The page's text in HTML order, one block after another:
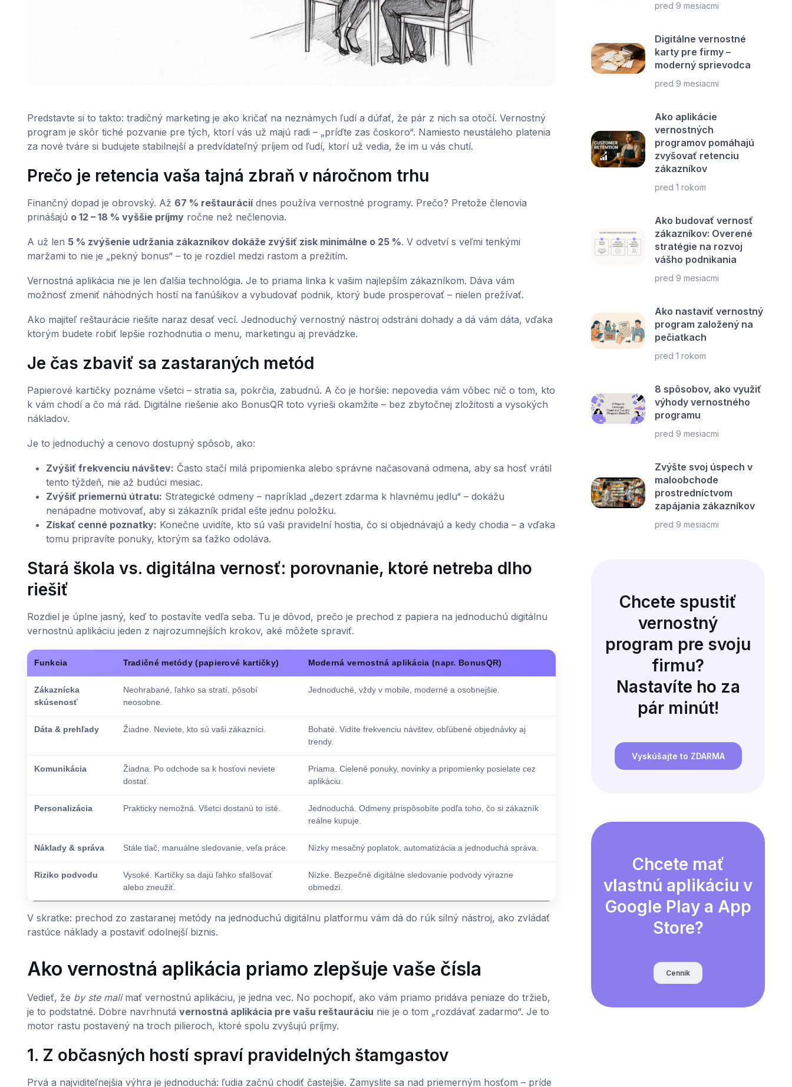
Predstavte si to takto: tradičný marketing je ako kričať na neznámych ľudí a dúfať, že pár z nich sa otočí. Vernostný
program je skôr tiché pozvanie pre tých, ktorí vás už majú radi – „príďte zas čoskoro“. Namiesto neustáleho platenia
za nové tváre si budujete stabilnejší a predvídateľný príjem od ľudí, ktorí už vedia, že im u vás chutí.
Prečo je retencia vaša tajná zbraň v náročnom trhu
Finančný dopad je obrovský. Až 67 % reštauráciídnes používa vernostné programy. Prečo? Pretože členovia
prinášajú o 12 – 18 % vyššie príjmyročne než nečlenovia.
A už len 5 % zvýšenie udržania zákazníkov dokáže zvýšiť zisk minimálne o 25 %. V odvetví s veľmi tenkými
maržami to nie je „pekný bonus“ – to je rozdiel medzi rastom a prežitím.
Vernostná aplikácia nie je len ďalšia technológia. Je to priama linka k vašim najlepším zákazníkom. Dáva vám
možnosť zmeniť náhodných hostí na fanúšikov a vybudovať podnik, ktorý bude prosperovať – nielen prežívať.
Ako majiteľ reštaurácie riešite naraz desať vecí. Jednoduchý vernostný nástroj odstráni dohady a dá vám dáta, vďaka
ktorým budete robiť lepšie rozhodnutia o menu, marketingu aj prevádzke.
Je čas zbaviť sa zastaraných metód
Papierové kartičky poznáme všetci – stratia sa, pokrčia, zabudnú. A čo je horšie: nepovedia vám vôbec nič o tom, kto
k vám chodí a čo má rád. Digitálne riešenie ako BonusQR toto vyrieši okamžite – bez zbytočnej zložitosti a vysokých
nákladov.
Je to jednoduchý a cenovo dostupný spôsob, ako:
Zvýšiť frekvenciu návštev: Často stačí milá pripomienka alebo správne načasovaná odmena, aby sa hosť vrátil
tento týždeň, nie až budúci mesiac.
Zvýšiť priemernú útratu: Strategické odmeny – napríklad „dezert zdarma k hlavnému jedlu“ – dokážu
nenápadne motivovať, aby si zákazník pridal ešte jednu položku.
Získať cenné poznatky: Konečne uvidíte, kto sú vaši pravidelní hostia, čo si objednávajú a kedy chodia – a vďaka
tomu pripravíte ponuky, ktorým sa ťažko odoláva.
Stará škola vs. digitálna vernosť: porovnanie, ktoré netreba dlho
riešiť
Rozdiel je úplne jasný, keď to postavíte vedľa seba. Tu je dôvod, prečo je prechod z papiera na jednoduchú digitálnu
vernostnú aplikáciu jeden z najrozumnejších krokov, aké môžete spraviť.
Funkcia Tradičné metódy (papierové kartičky) Moderná vernostná aplikácia (napr. BonusQR)
Zákaznícka
skúsenosť
Neohrabané, ľahko sa stratí, pôsobí
neosobne.
Jednoduché, vždy v mobile, moderné a osobnejšie.
Dáta & prehľady Žiadne. Neviete, kto sú vaši zákazníci.
Bohaté. Vidíte frekvenciu návštev, obľúbené objednávky aj
trendy.
Komunikácia
Žiadna. Po odchode sa k hosťovi neviete
dostať.
Priama. Cielené ponuky, novinky a pripomienky posielate cez
aplikáciu.
Personalizácia Prakticky nemožná. Všetci dostanú to isté.
Jednoduchá. Odmeny prispôsobíte podľa toho, čo si zákazník
reálne kupuje.
Náklady & správa Stále tlač, manuálne sledovanie, veľa práce. Nízky mesačný poplatok, automatizácia a jednoduchá správa.
Riziko podvodu
Vysoké. Kartičky sa dajú ľahko sfalšovať
alebo zneužiť.
Nízke. Bezpečné digitálne sledovanie podvody výrazne
obmedzí.
V skratke: prechod zo zastaranej metódy na jednoduchú digitálnu platformu vám dá do rúk silný nástroj, ako zvládať
rastúce náklady a postaviť odolnejší biznis.
Ako vernostná aplikácia priamo zlepšuje vaše čísla
Vedieť, že by ste malimať vernostnú aplikáciu, je jedna vec. No pochopiť, ako vám priamo pridáva peniaze do tržieb,
je to podstatné. Dobre navrhnutá vernostná aplikácia pre vašu reštauráciu nie je o tom „rozdávať zadarmo“. Je to
motor rastu postavený na troch pilieroch, ktoré spolu zvyšujú príjmy.
1. Z občasných hostí spraví pravidelných štamgastov
Prvá a najviditeľnejšia výhra je jednoduchá: ľudia začnú chodiť častejšie. Zamyslite sa nad priemerným hosťom – príde
pred 9 mesiacmi
Digitálne vernostné
karty pre firmy –
moderný sprievodca
pred 9 mesiacmi
Ako aplikácie
vernostných
programov pomáhajú
zvyšovať retenciu
zákazníkov
pred 1 rokom
Ako budovať vernosť
zákazníkov: Overené
stratégie na rozvoj
vášho podnikania
pred 9 mesiacmi
Ako nastaviť vernostný
program založený na
pečiatkach
pred 1 rokom
8 spôsobov, ako využiť
výhody vernostného
programu
pred 9 mesiacmi
Zvýšte svoj úspech v
maloobchode
prostredníctvom
zapájania zákazníkov
pred 9 mesiacmi
Chcete spustiť
vernostný
program pre svoju
firmu?
Nastavíte ho za
pár minút!
Vyskúšajte to ZDARMA
Chcete mať
vlastnú aplikáciu v
Google Play a App
Store?
Cenník